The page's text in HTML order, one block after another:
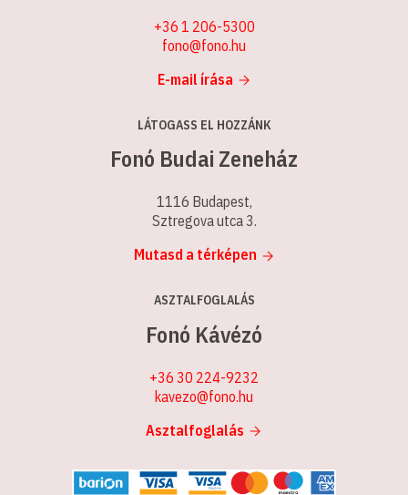
+36 1 206-5300
fono@fono.hu
E-mail írása
LÁTOGASS EL HOZZÁNK
Fonó Budai Zeneház
1116 Budapest,
Sztregova utca 3.
Mutasd a térképen
ASZTALFOGLALÁS
Fonó Kávézó
+36 30 224-9232
kavezo@fono.hu
Asztalfoglalás